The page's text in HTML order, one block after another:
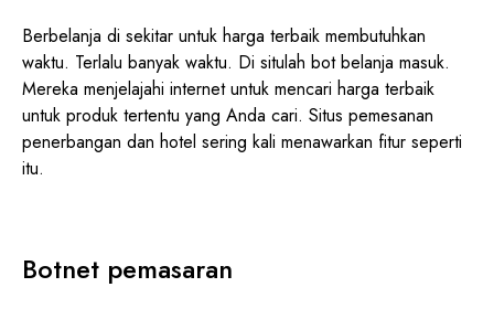
Berbelanja di sekitar untuk harga terbaik membutuhkan
waktu. Terlalu banyak waktu. Di situlah bot belanja masuk.
Mereka menjelajahi internet untuk mencari harga terbaik
untuk produk tertentu yang Anda cari. Situs pemesanan
penerbangan dan hotel sering kali menawarkan fitur seperti
itu.
Botnet pemasaran